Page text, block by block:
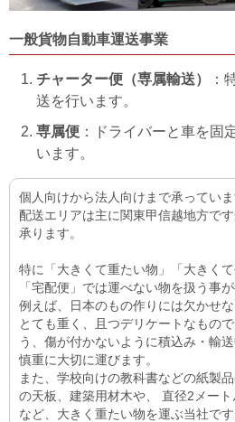
〇資格準中型・中型免許
〇仕事内容 電子機器・精密機
〇就業時間6：
り）
夏季 ( お盆)・冬季
〇待遇 社会保険完備・交通
一般貨物自動車運送事業
チャーター便（専属輸送）
：
送を行います。
専属便 ：ドライバーと車を固
います。
個人向けから法人向けまで承っていま
配送エリアは主に関東甲信越地方で
承ります。
特に「大きくて重たい物」「大きく
「宅配便」では運べない物を扱う事が
例えば、日本のもの作りには欠かせ
とても重く、且つデリケートなもの
う、傷が付かないように積込み・輸
慎重に大切に運びます。
また、学校向けの教科書などの紙製
の天板、建築用材木や、 直径2メー
など、大きく重たい物を運ぶ当社で